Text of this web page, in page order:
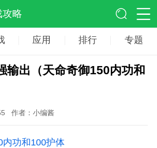
攻略
应用 排行 专题
输出（天命奇御150内功和
作者：小编酱
内功和100护体